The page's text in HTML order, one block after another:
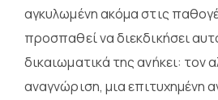
αγκυλωμένη ακόμα στις
προσπαθεί να διεκδικήσει
δικαιωματικά της ανήκει: τον
αναγνώριση, μια επιτυχημένη